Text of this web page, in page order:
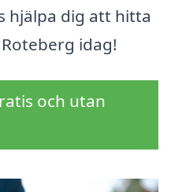
hjälpa dig att hitta
idag!
och utan